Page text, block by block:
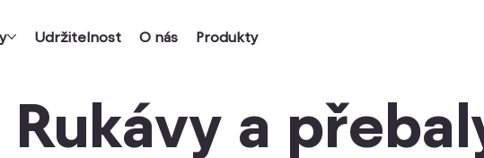
Udržitelnost O nás Produkty
Rukávy a